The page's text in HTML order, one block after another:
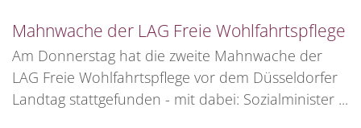
Mahnwache der LAG Freie Wohlfahrtspflege
Am Donnerstag hat die zweite Mahnwache der
LAG Freie Wohlfahrtspflege vor dem Düsseldorfer
Landtag stattgefunden - mit dabei: Sozialminister ...